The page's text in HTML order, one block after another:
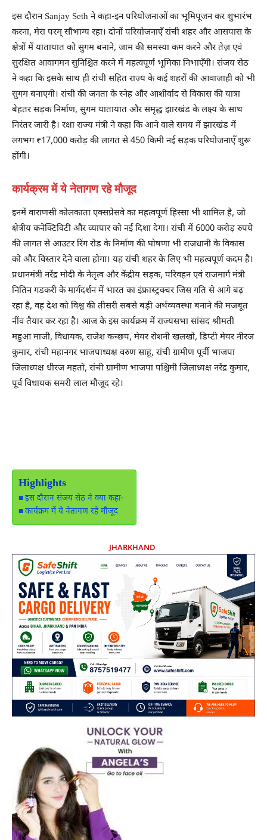
इस दौरान Sanjay Seth ने कहा-इन परियोजनाओं का भूमिपूजन कर शुभारंभ
करना, मेरा परम् सौभाग्य रहा। दोनों परियोजनाएँ रांची शहर और आसपास के
क्षेत्रों में यातायात को सुगम बनाने, जाम की समस्या कम करने और तेज़ एवं
सुरक्षित आवागमन सुनिश्चित करने में महत्वपूर्ण भूमिका निभाएँगी। संजय सेठ
ने कहा कि इसके साथ ही रांची सहित राज्य के कई शहरों की आवाजाही को भी
सुगम बनाएगी। रांची की जनता के स्नेह और आशीर्वाद से विकास की यात्रा
बेहतर सड़क निर्माण, सुगम यातायात और समृद्ध झारखंड के लक्ष्य के साथ
निरंतर जारी है। रक्षा राज्य मंत्री ने कहा कि आने वाले समय में झारखंड में
लगभग ₹17,000 करोड़ की लागत से 450 किमी नई सड़क परियोजनाएँ शुरू
होंगी।
कार्यक्रम में ये नेतागण रहे मौजूद
इनमें वाराणसी कोलकाता एक्सप्रेसवे का महत्वपूर्ण हिस्सा भी शामिल है, जो
क्षेत्रीय कनेक्टिविटी और व्यापार को नई दिशा देगा। रांची में 6000 करोड़ रुपये
की लागत से आउटर रिंग रोड के निर्माण की घोषणा भी राजधानी के विकास
को और विस्तार देने वाला होगा। यह रांची शहर के लिए भी महत्वपूर्ण कदम है।
प्रधानमंत्री नरेंद्र मोदी के नेतृत्व और केंद्रीय सड़क, परिवहन एवं राजमार्ग मंत्री
नितिन गडकरी के मार्गदर्शन में भारत का इंफ्रास्ट्रक्चर जिस गति से आगे बढ़
रहा है, वह देश को विश्व की तीसरी सबसे बड़ी अर्थव्यवस्था बनाने की मजबूत
नींव तैयार कर रहा है। आज के इस कार्यक्रम में राज्यसभा सांसद श्रीमती
महुआ माजी, विधायक, राजेश कच्छप, मेयर रोशनी खलखो, डिप्टी मेयर नीरज
कुमार, रांची महानगर भाजपाध्यक्ष वरुण साहू, रांची ग्रामीण पूर्वी भाजपा
जिलाध्यक्ष धीरज महतो, रांची ग्रामीण भाजपा पश्चिमी जिलाध्यक्ष नरेंद्र कुमार,
पूर्व विधायक समरी लाल मौजूद रहे।
Highlights
इस दौरान संजय सेठ ने क्या कहा-
कार्यक्रम में ये नेतागण रहे मौजूद
JHARKHAND